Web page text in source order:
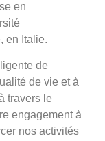
en
en Italie.
de
de vie et à
travers le
engagement à
nos activités